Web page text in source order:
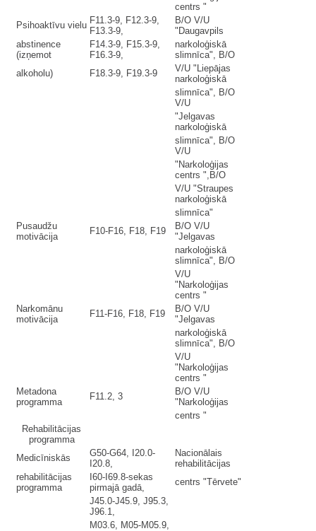
centrs "
Psihoaktīvu vielu F11.3-9, F12.3-9,
F13.3-9,
B/O V/U
"Daugavpils
abstinence
(izņemot
F14.3-9, F15.3-9,
F16.3-9,
narkoloģiskā
slimnīca", B/O
alkoholu)
F18.3-9, F19.3-9
V/U "Liepājas
narkoloģiskā
slimnīca", B/O
V/U
"Jelgavas
narkoloģiskā
slimnīca", B/O
V/U
"Narkoloģijas
centrs ",B/O
V/U "Straupes
narkoloģiskā
slimnīca"
Pusaudžu
motivācija
F10-F16, F18, F19
B/O V/U
"Jelgavas
narkoloģiskā
slimnīca", B/O
V/U
"Narkoloģijas
centrs "
Narkomānu
motivācija
F11-F16, F18, F19
B/O V/U
"Jelgavas
narkoloģiskā
slimnīca", B/O
V/U
"Narkoloģijas
centrs "
Metadona
programma
F11.2, 3
B/O V/U
"Narkoloģijas
centrs "
Rehabilitācijas
programma
Medicīniskās
G50-G64, I20.0-
I20.8,
Nacionālais
rehabilitācijas
rehabilitācijas
programma
I60-I69.8-sekas
pirmajā gadā,
centrs "Tērvete"
J45.0-J45.9, J95.3,
J96.1,
M03.6, M05-M05.9,